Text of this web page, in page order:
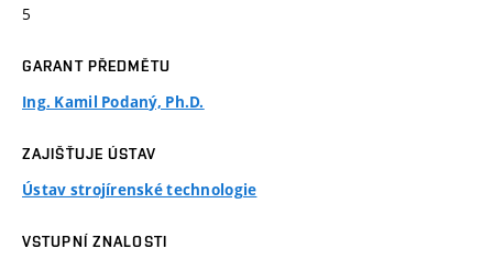
5
GARANT PŘEDMĚTU
Ing. Kamil Podaný, Ph.D.
ZAJIŠŤUJE ÚSTAV
Ústav strojírenské technologie
VSTUPNÍ ZNALOSTI